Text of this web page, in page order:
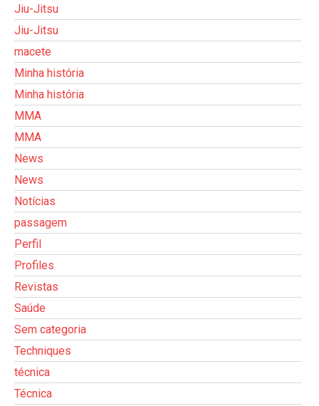
Jiu-Jitsu
Jiu-Jitsu
macete
Minha história
Minha história
MMA
MMA
News
News
Notícias
passagem
Perfil
Profiles
Revistas
Saúde
Sem categoria
Techniques
técnica
Técnica